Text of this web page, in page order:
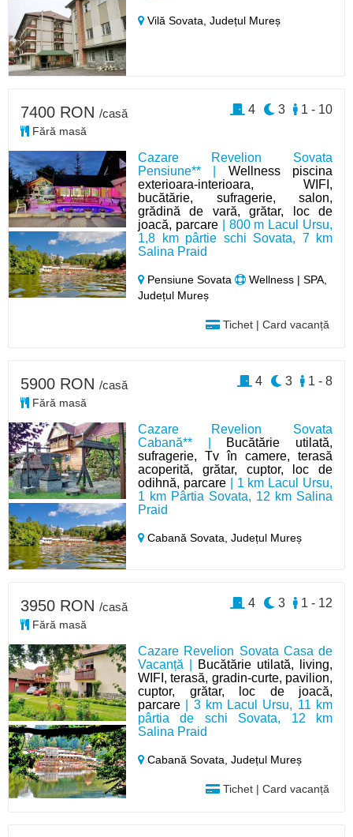
Vilă Sovata,Județul Mureș
Cazare Revelion Sovata
Pensiune** | Wellness piscina
exterioara-interioara, WIFI,
bucătărie, sufragerie, salon,
grădină de vară, grătar, loc de
joacă, parcare| 800 m Lacul Ursu,
1,8 km pârtie schi Sovata, 7 km
Salina Praid
Pensiune Sovata
Wellness | SPA,
Județul Mureș
Tichet | Card vacanță
7400 RON /casă
Fără masă
1 - 10
3
4
Cazare Revelion Sovata
Cabană** | Bucătărie utilată,
sufragerie, Tv în camere, terasă
acoperită, grătar, cuptor, loc de
odihnă, parcare| 1 km Lacul Ursu,
1 km Pârtia Sovata, 12 km Salina
Praid
Cabană Sovata,Județul Mureș
5900 RON /casă
Fără masă
1 - 8
3
4
Cazare Revelion Sovata Casa de
Vacanță |
Bucătărie utilată, living,
WIFI, terasă, gradin-curte, pavilion,
cuptor, grătar, loc de joacă,
parcare | 3 km Lacul Ursu, 11 km
pârtia de schi Sovata, 12 km
Salina Praid
Cabană Sovata,Județul Mureș
Tichet | Card vacanță
3950 RON /casă
Fără masă
1 - 12
3
4